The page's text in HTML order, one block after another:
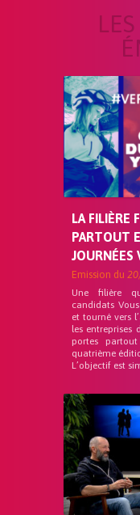
LA FILIÈRE
PARTOUT
JOURNÉES
Emission du
Une filière
candidats
et tourné vers
les entreprises
portes
quatrième
L’objectif est